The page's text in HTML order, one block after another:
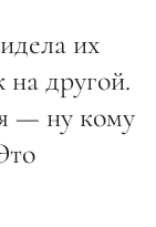
их
другой.
— ну кому